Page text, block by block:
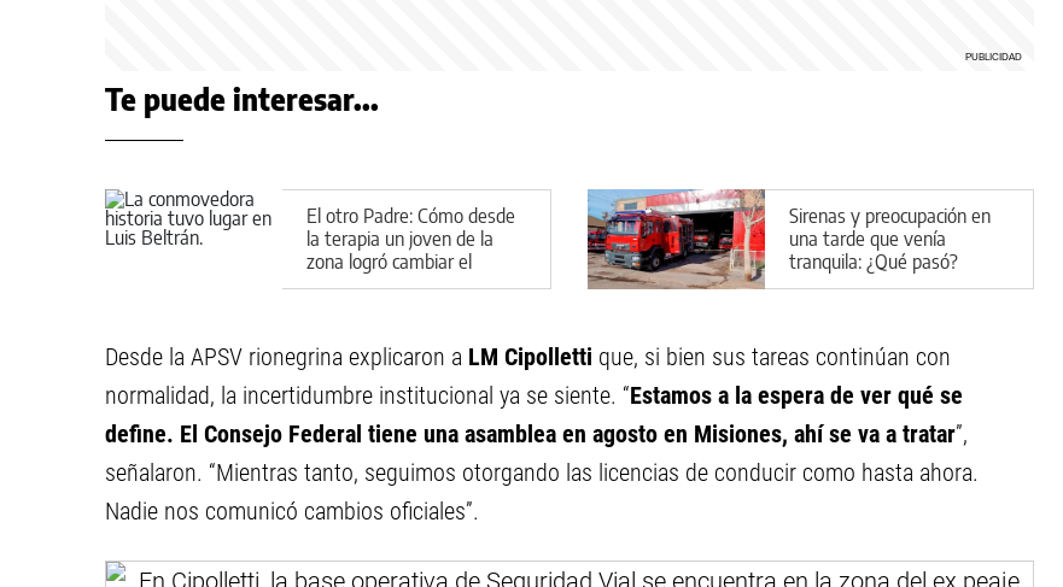
Te puede interesar...
El otro Padre: Cómo desde
la terapia un joven de la
zona logró cambiar el
rumbo de una causa judicial
Sirenas y preocupación en
una tarde que venía
tranquila: ¿Qué pasó?
Desde la APSV rionegrina explicaron a LM Cipolletti que, si bien sus tareas continúan con
normalidad, la incertidumbre institucional ya se siente. “Estamos a la espera de ver qué se
define. El Consejo Federal tiene una asamblea en agosto en Misiones, ahí se va a tratar”,
señalaron. “Mientras tanto, seguimos otorgando las licencias de conducir como hasta ahora.
Nadie nos comunicó cambios oficiales”.